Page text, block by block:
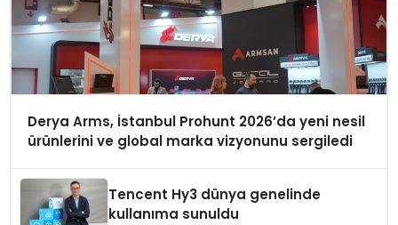
Derya Arms, İstanbul Prohunt 2026’da yeni nesil
ürünlerini ve global marka vizyonunu sergiledi
Tencent Hy3 dünya genelinde
kullanıma sunuldu